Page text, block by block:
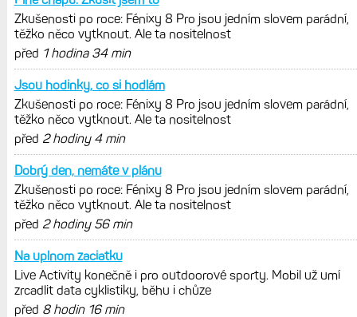
REKLAMA
AKTUÁLNĚ NA BLOGU
Live Activity konečně i pro outdoorové
sporty. Mobil už umí zrcadlit data
cyklistiky, běhu i chůze
Zkušenosti po roce: Fénixy 8 Pro jsou
jedním slovem parádní, těžko něco
vytknout. Ale ta nositelnost
Zaměření zátěže: Hodnotí, zda je váš
trénink produktivní a jestli se nachází
v optimálních oblastech